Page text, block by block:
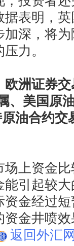
表明，
深，将
力。
洲证券
、美国原
油合约交
上资金比
引起较
金经过
金井喷
返回外汇